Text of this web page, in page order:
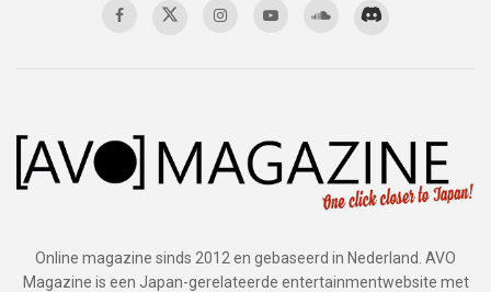
Online magazine sinds 2012 en gebaseerd in Nederland. AVO
Magazine is een Japan-gerelateerde entertainmentwebsite met